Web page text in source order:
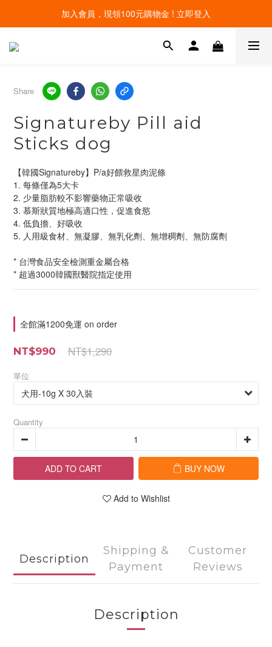
線上寵物展開跑 限時優惠中
線上寵物展開跑 限時優惠中
Share
Signatureby Pill aid
Sticks dog
【韓國Signatureby】P/a好餵救星肉泥條
1. 每條僅為5大卡
2. 少量脂肪較不影響藥物正常吸收
3. 慕斯狀質地極高適口性，促進食慾
4. 低負擔、好吸收
5. 人用級食材、無凝膠、無乳化劑、無增稠劑、無防腐劑
* 台灣食品安全檢測重金屬合格
* 超過3000韓國獸醫院指定使用
全館滿1200免運 on order
NT$1,290
NT$990
單位
Quantity
ADD TO CART BUY NOW
Add to Wishlist
Description
Shipping &
Payment
Customer
Reviews
Description